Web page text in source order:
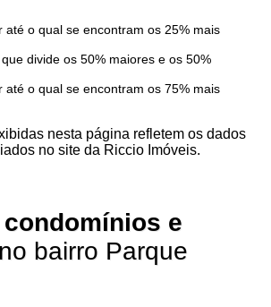
até o qual se encontram os 25% mais
divide os 50% maiores e os 50%
até o qual se encontram os 75% mais
nesta página refletem os dados
no site da Riccio Imóveis.
condomínios e
no bairro Parque